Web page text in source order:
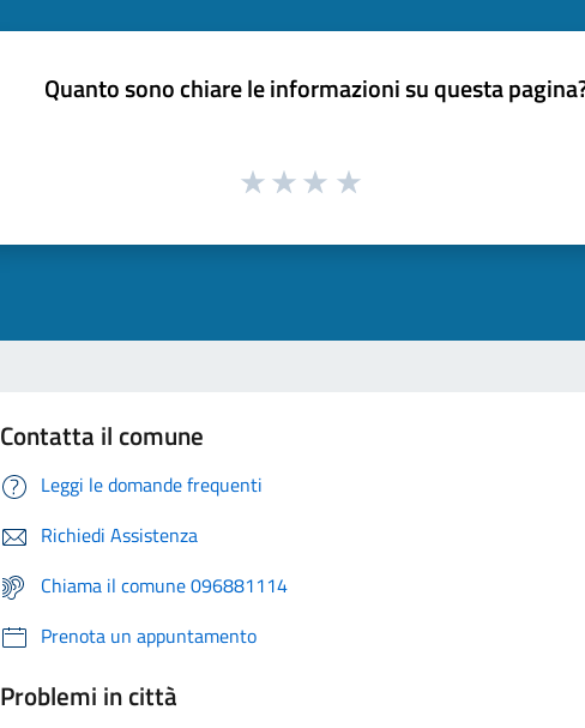
Quanto sono chiare le informazioni su questa
Contatta il comune
Leggi le domande frequenti
Richiedi Assistenza
Chiama il comune 096881114
Prenota un appuntamento
Problemi in città